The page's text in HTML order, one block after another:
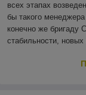
всех этапах
бы такого
конечно же бригаду
стабильности,